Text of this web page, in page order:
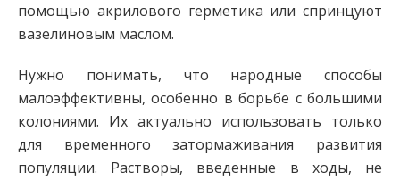
помощью акрилового герметика или спринцуют
вазелиновым маслом.
Нужно понимать, что народные способы
малоэффективны, особенно в борьбе с большими
колониями. Их актуально использовать только
для временного затормаживания развития
популяции. Растворы, введенные в ходы, не